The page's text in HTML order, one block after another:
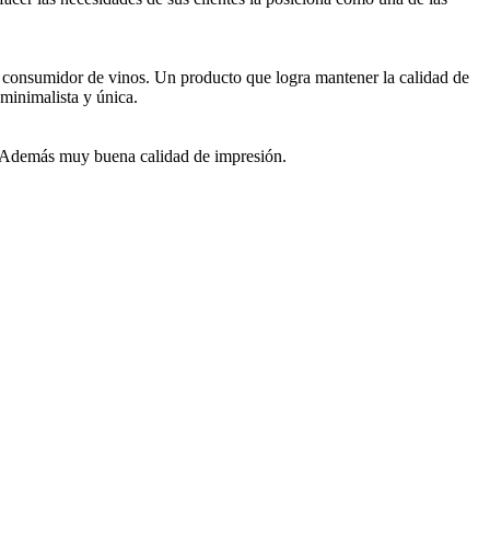
de vinos. Un producto que logra mantener la calidad de
y única.
muy buena calidad de impresión.